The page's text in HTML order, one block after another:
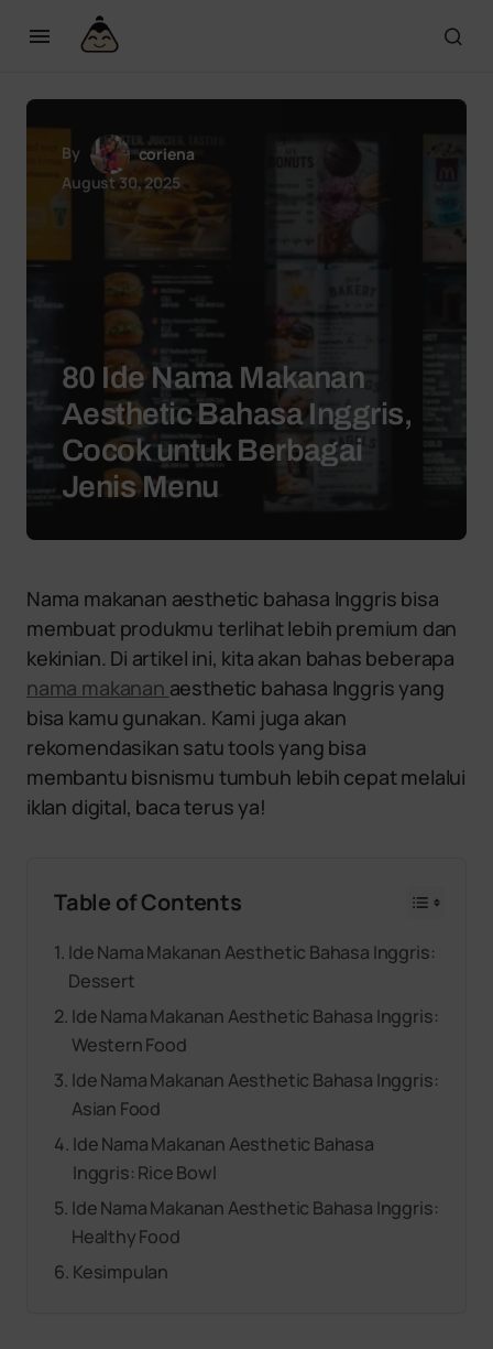
By
coriena
August 30, 2025
80 Ide Nama Makanan
Aesthetic Bahasa Inggris,
Cocok untuk Berbagai
Jenis Menu
Nama makanan aesthetic bahasa Inggris bisa
membuat produkmu terlihat lebih premium dan
kekinian. Di artikel ini, kita akan bahas beberapa
nama makanan aesthetic bahasa Inggris yang
bisa kamu gunakan. Kami juga akan
rekomendasikan satu tools yang bisa
membantu bisnismu tumbuh lebih cepat melalui
iklan digital, baca terus ya!
Table of Contents
Ide Nama Makanan Aesthetic Bahasa Inggris:
Dessert
Ide Nama Makanan Aesthetic Bahasa Inggris:
Western Food
Ide Nama Makanan Aesthetic Bahasa Inggris:
Asian Food
Ide Nama Makanan Aesthetic Bahasa
Inggris: Rice Bowl
Ide Nama Makanan Aesthetic Bahasa Inggris:
Healthy Food
Kesimpulan